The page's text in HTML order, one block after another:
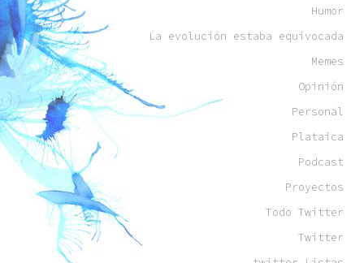
Humor
La evolución estaba equivocada
Memes
Opinión
Personal
Plataica
Podcast
Proyectos
Todo Twitter
Twitter